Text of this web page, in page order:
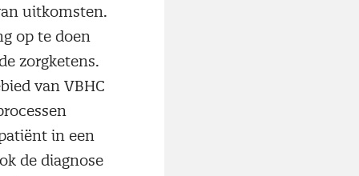
uitkomsten.
op te doen
zorgketens.
van VBHC
in een
de diagnose